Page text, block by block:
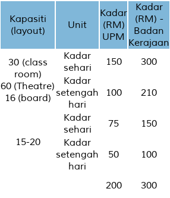
Kapasiti
(layout)
Unit
Kadar
(RM)
UPM
Kadar
(RM) -
Badan
Kerajaan
30 (class
room)
60 (Theatre)
16 (board)
Kadar
sehari
150
300
Kadar
setengah
hari
100 210
15-20
Kadar
sehari
75
150
Kadar
setengah
hari
50 100
200 300